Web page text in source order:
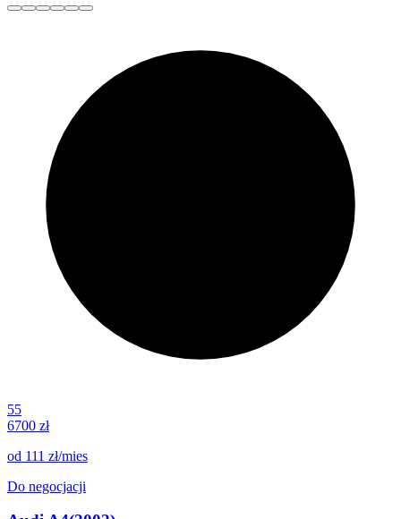
55
6700 zł
od 111 zł/mies
Do negocjacji